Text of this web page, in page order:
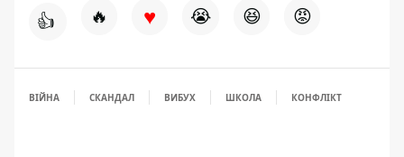
👍 🔥 ♥ 😭 😆 😡
ВІЙНА СКАНДАЛ ВИБУХ ШКОЛА КОНФЛІКТ